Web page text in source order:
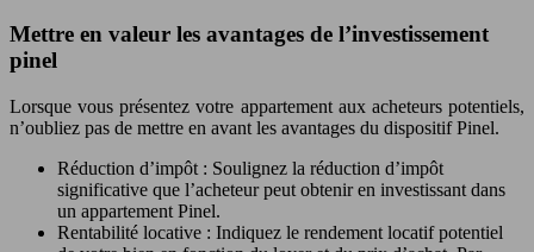
Mettre en valeur les avantages de l’investissement
pinel
Lorsque vous présentez votre appartement aux acheteurs potentiels,
n’oubliez pas de mettre en avant les avantages du dispositif Pinel.
Réduction d’impôt : Soulignez la réduction d’impôt
significative que l’acheteur peut obtenir en investissant dans
un appartement Pinel.
Rentabilité locative : Indiquez le rendement locatif potentiel